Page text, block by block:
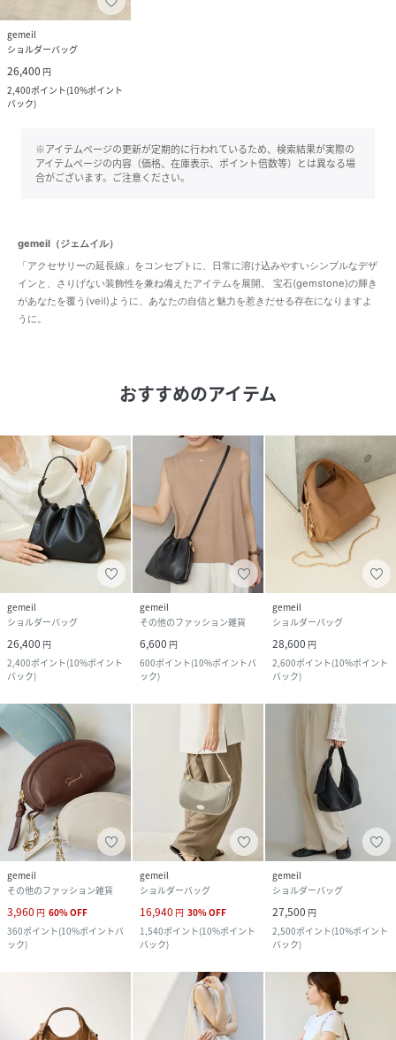
gemeil
ショルダーバッグ
26,400 円
2,400ポイント(10%ポイント
バック)
※アイテムページの更新が定期的に行われているため、検索結果が実際の
アイテムページの内容（価格、在庫表示、ポイント倍数等）とは異なる場
合がございます。ご注意ください。
gemeil（ジェムイル）
「アクセサリーの延長線」をコンセプトに、日常に溶け込みやすいシンプルなデザ
インと、さりげない装飾性を兼ね備えたアイテムを展開。 宝石(gemstone)の輝き
があなたを覆う(veil)ように、あなたの自信と魅力を惹きだせる存在になりますよ
うに。
おすすめのアイテム
gemeil
ショルダーバッグ
26,400 円
2,400ポイント(10%ポイント
バック)
gemeil
その他のファッション雑貨
6,600 円
600ポイント(10%ポイントバ
ック)
gemeil
ショルダーバッグ
28,600 円
2,600ポイント(10%ポイント
バック)
gemeil
その他のファッション雑貨
3,960 円 60%OFF
360ポイント(10%ポイントバ
ック)
gemeil
ショルダーバッグ
16,940 円 30%OFF
1,540ポイント(10%ポイント
バック)
gemeil
ショルダーバッグ
27,500 円
2,500ポイント(10%ポイント
バック)